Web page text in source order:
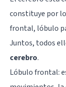
constituye por
frontal, lóbulo
Juntos, todos
cerebro.
Lóbulo frontal: